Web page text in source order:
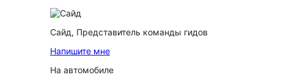
Сайд, Представитель команды гидов
Напишите мне
На автомобиле